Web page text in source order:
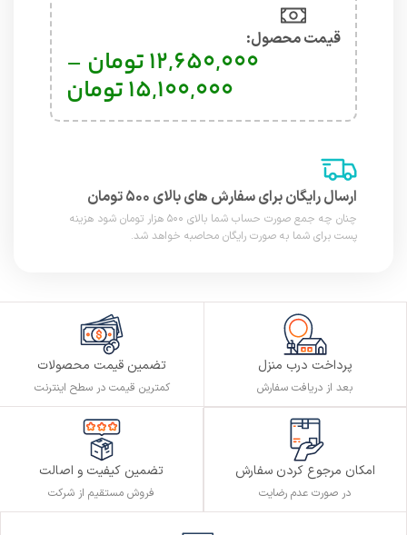
قیمت محصول:​
12,650,000تومان –
15,100,000تومان
ارسال رایگان برای سفارش های بالای ۵۰۰ تومان
چنان چه جمع صورت حساب شما بالای ۵۰۰ هزار تومان شود هزینه
پست برای شما به صورت رایگان محاصبه خواهد شد.
پرداخت درب منزل
بعد از دریافت سفارش
تضمین قیمت محصولات
کمترین قیمت در سطح اینترنت
امکان مرجوع کردن سفارش
در صورت عدم رضایت
تضمین کیفیت و اصالت
فروش مستقیم از شرکت